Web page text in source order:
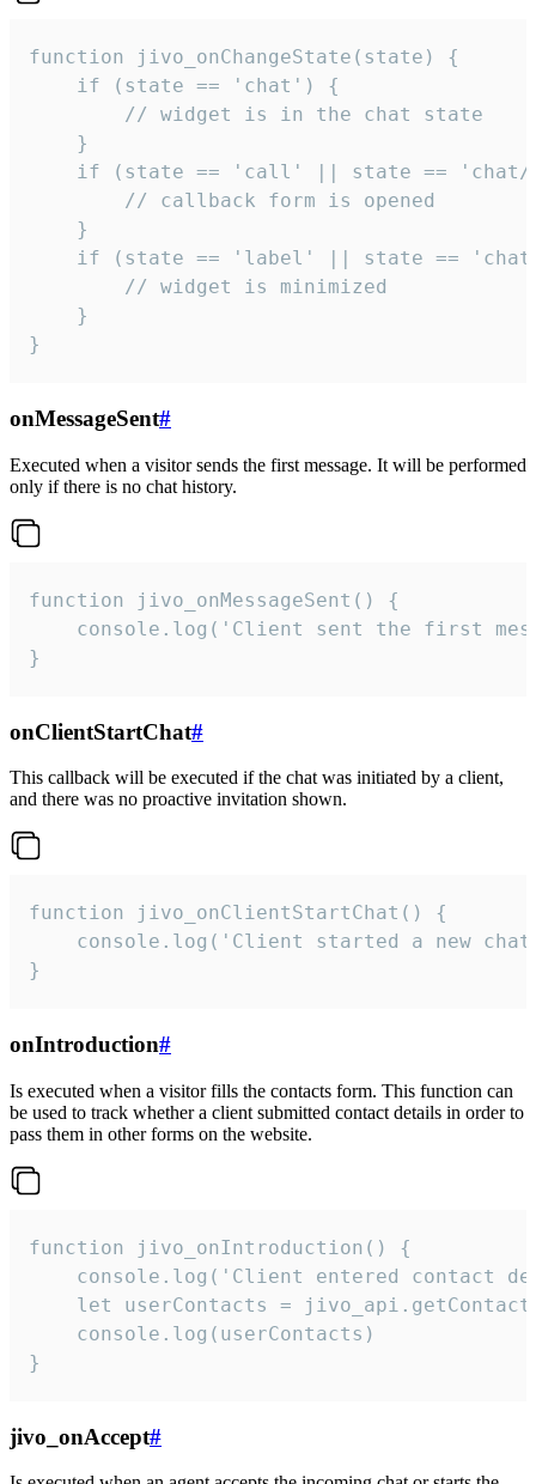
function jivo_onChangeState(state) {
    if (state == 'chat') {
        // widget is in the chat state
    }
if (state == 'call' || state ==
        // callback form is opened
    }
if (state == 'label' || state ==
        // widget is minimized
    }
}
onMessageSent#
Executed when a visitor sends the first message. It will be performed
only if there is no chat history.
function jivo_onMessageSent() {
console.log('Client sent the first
}
onClientStartChat#
This callback will be executed if the chat was initiated by a client,
and there was no proactive invitation shown.
function jivo_onClientStartChat() {
console.log('Client started a new
}
onIntroduction#
Is executed when a visitor fills the contacts form. This function can
be used to track whether a client submitted contact details in order to
pass them in other forms on the website.
function jivo_onIntroduction() {
console.log('Client entered contact
let userContacts =
    console.log(userContacts)
}
jivo_onAccept#